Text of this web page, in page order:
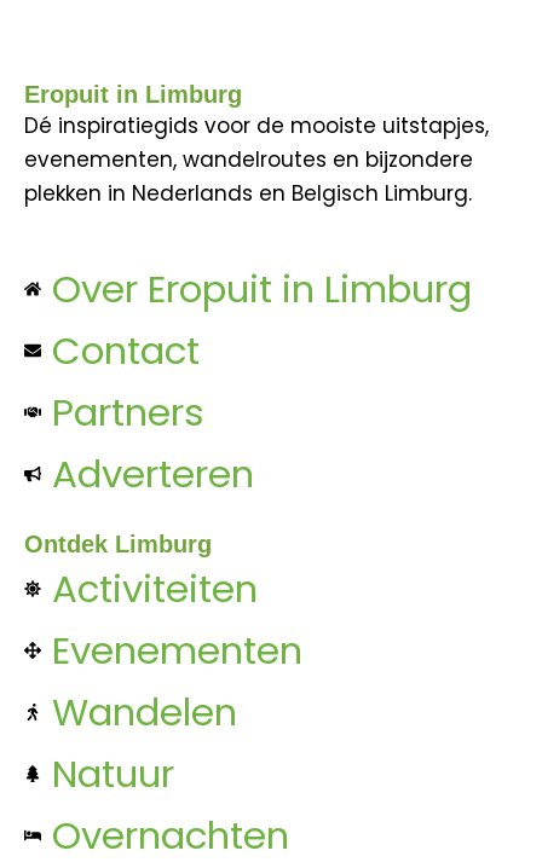
Eropuit in Limburg
Dé inspiratiegids voor de mooiste uitstapjes,
evenementen, wandelroutes en bijzondere
plekken in Nederlands en Belgisch Limburg.
Over Eropuit in Limburg
Contact
Partners
Adverteren
Ontdek Limburg
Activiteiten
Evenementen
Wandelen
Natuur
Overnachten